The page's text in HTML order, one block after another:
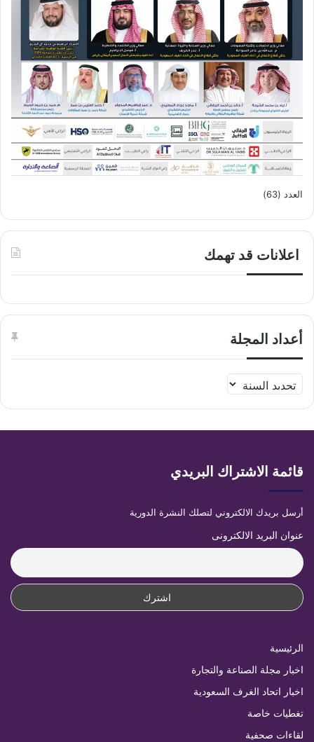
العدد (63)
اعلانات قد تهمك
أعداد المجلة
قائمة الاشتراك البريدي
أرسل بريدك الالكتروني لتصلك النشرة الدورية
عنوان البريد الالكترونى
الرئيسية
اخبار مجلة الصناعة والتجارة
اخبار اتحاد الغرف السعودية
تغطيات خاصة
لقاءات صحفية